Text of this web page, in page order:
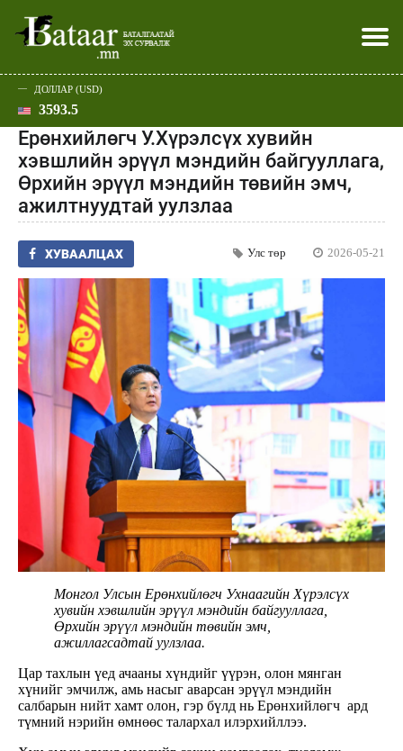
Эхлэл
Улс төр
Нийгэм
Эдийн засаг
Дэлхий
Спорт
Шар
Батаар юу хэлэв
Хэвлэл мэдээллээр
ДОЛЛАР (USD)
3593.5
Ерөнхийлөгч У.Хүрэлсүх хувийн
хэвшлийн эрүүл мэндийн байгууллага,
Өрхийн эрүүл мэндийн төвийн эмч,
ажилтнуудтай уулзлаа
ХУВААЛЦАХ Улс төр 2026-05-21
Монгол Улсын Ерөнхийлөгч Ухнаагийн Хүрэлсүх
хувийн хэвшлийн эрүүл мэндийн байгууллага,
Өрхийн эрүүл мэндийн төвийн эмч,
ажиллагсадтай уулзлаа.
Цар тахлын үед ачааны хүндийг үүрэн, олон мянган
хүнийг эмчилж, амь насыг аварсан эрүүл мэндийн
салбарын нийт хамт олон, гэр бүлд нь Ерөнхийлөгч ард
түмний нэрийн өмнөөс талархал илэрхийллээ.